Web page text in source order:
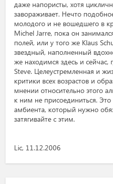
даже напористы, хотя
завораживает. Нечто
молодого и не вошедшего в
Michel Jarre, пока он
полей, или у того же Klaus
звездный, наполненный
же находимся здесь и сейчас,
Steve. Целеустремленная и
критики всех возрастов и
мнении относительно этого
к ним не присоединиться.
амбиента, который нужно
затягивайте с этим.
Lic, 11.12.2006